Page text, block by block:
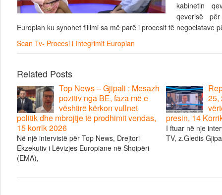
kabinetin
qeverisë
Europian ku synohet fillimi sa më parë i procesit të negociatave
Scan Tv- Procesi i Integrimit Europian
Related Posts
Top News – Gjipali : Mesazh
pozitiv nga BE, faza më e
vështirë kërkon vullnet
politik dhe mbrojtje të prodhimit vendas,
15 korrik 2026
Në një intervistë për Top News, Drejtori
Ekzekutiv i Lëvizjes Europiane në Shqipëri
(EMA),
25,
presin, 14
I ftuar në nje
TV, z.Gledis